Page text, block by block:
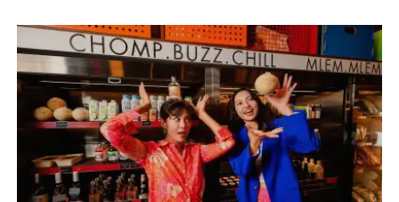
Vậy, làm sao để nói “không” mà
không làm mất lòng?
Dưới đây là một số mẹo nhỏ nhưng hiệu quả để bạn
luyện tập kỹ năng từ chối một cách khéo léo: